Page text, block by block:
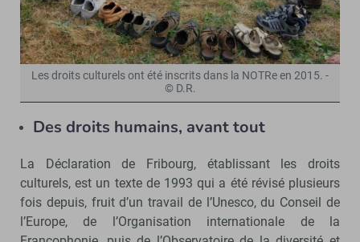
Les droits culturels ont été inscrits dans la NOTRe en 2015. -
© D.R.
Des droits humains, avant tout
La Déclaration de Fribourg, établissant les droits
culturels, est un texte de 1993 qui a été révisé plusieurs
fois depuis, fruit d’un travail de l’Unesco, du Conseil de
l’Europe, de l’Organisation internationale de la